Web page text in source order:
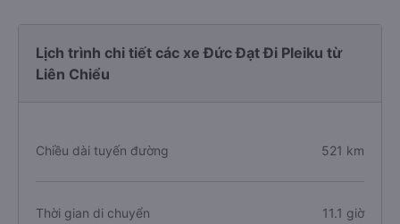
Lịch trình chi tiết các xe Đức Đạt Đi Pleiku từ
Liên Chiểu
Chiều dài tuyến đường 521 km
Thời gian di chuyển 11.1 giờ